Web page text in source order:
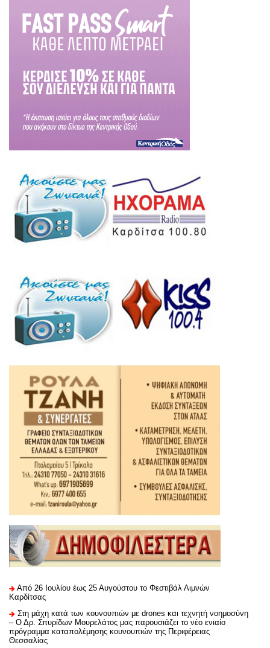
Από 26 Ιουλίου έως 25 Αυγούστου το Φεστιβάλ Λιμνών
Καρδίτσας
Στη μάχη κατά των κουνουπιών με drones και τεχνητή νοημοσύνη
– Ο Δρ. Σπυρίδων Μουρελάτος μας παρουσιάζει το νέο ενιαίο
πρόγραμμα καταπολέμησης κουνουπιών της Περιφέρειας
Θεσσαλίας